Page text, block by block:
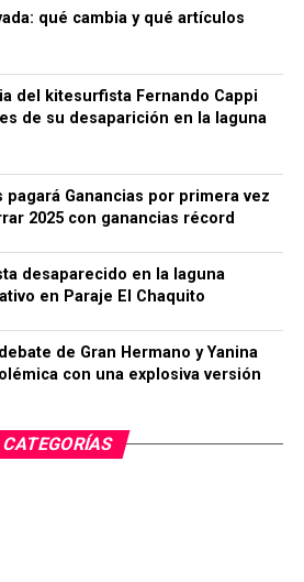
qué cambia y qué artículos
del kitesurfista Fernando Cappi
de su desaparición en la laguna
Ganancias por primera vez
2025 con ganancias récord
desaparecido en la laguna
en Paraje El Chaquito
de Gran Hermano y Yanina
con una explosiva versión
CATEGORÍAS